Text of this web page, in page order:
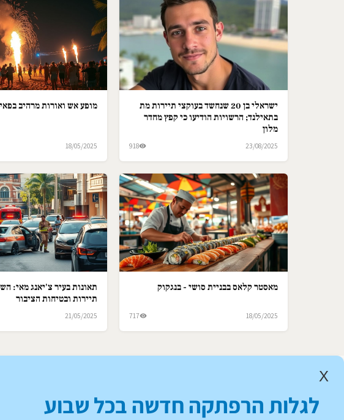
ישראלי בן 20 שנחשד בעוקצי תיירות מת
בתאילנד; הרשויות הודיעו כי קפץ מחדר
מלון
23/08/2025
918
מופע אש ואורות מרהיב בפאי
18/05/2025
מאסטר קלאס בבניית סושי - בנגקוק
18/05/2025
717
תאונות בעיר צ'יאנג מאי:
תיירות ובטיחות הציבור
21/05/2025
X
לגלות הרפתקה חדשה בכל שבוע